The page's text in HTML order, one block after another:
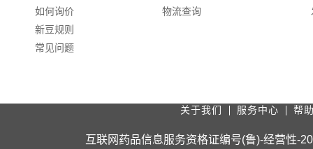
如何询价
新豆规则
常见问题
物流查询
关于我们 服务中心 帮
互联网药品信息服务资格证编号(鲁)-经营性-